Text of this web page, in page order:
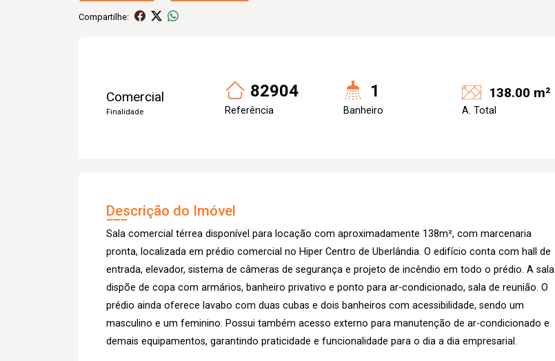
Compartilhe:
Comercial
Finalidade
82904
Referência
1
Banheiro
138.00 m²
A. Total
Descrição do Imóvel
Sala comercial térrea disponível para locação com aproximadamente 138m², com marcenaria
pronta, localizada em prédio comercial no Hiper Centro de Uberlândia. O edifício conta com hall de
entrada, elevador, sistema de câmeras de segurança e projeto de incêndio em todo o prédio. A sala
dispõe de copa com armários, banheiro privativo e ponto para ar-condicionado, sala de reunião. O
prédio ainda oferece lavabo com duas cubas e dois banheiros com acessibilidade, sendo um
masculino e um feminino. Possui também acesso externo para manutenção de ar-condicionado e
demais equipamentos, garantindo praticidade e funcionalidade para o dia a dia empresarial.